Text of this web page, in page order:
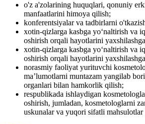
o'z a'zolarining huquqlari, qonuniy
manfaatlarini himoya qilish;
konferentsiyalar va tadbirlarni
xotin-qizlarga kasbga yo‘naltirish va
oshirish orqali hayotlarini
xotin-qizlarga kasbga yo‘naltirish va
oshirish orqali hayotlarini
norasmiy faoliyat yurituvchi
ma’lumotlarni muntazam yangilab
organlari bilan hamkorlik qilish;
respublikada ishlaydigan
oshirish, jumladan, kosmetologlarni
uskunalar va yuqori sifatli mahsulotlar